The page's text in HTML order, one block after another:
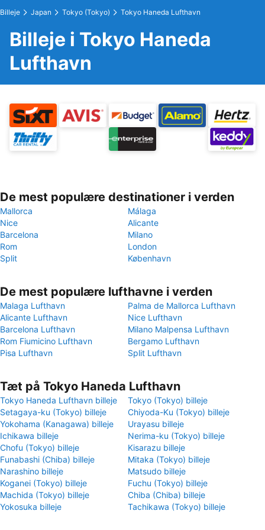
Billeje Japan Tokyo (Tokyo) Tokyo Haneda Lufthavn
Billeje i Tokyo Haneda
Lufthavn
De mest populære destinationer i verden
Mallorca
Málaga
Nice
Alicante
Barcelona
Milano
Rom
London
Split
København
De mest populære lufthavne i verden
Malaga Lufthavn
Palma de Mallorca Lufthavn
Alicante Lufthavn
Nice Lufthavn
Barcelona Lufthavn
Milano Malpensa Lufthavn
Rom Fiumicino Lufthavn
Bergamo Lufthavn
Pisa Lufthavn
Split Lufthavn
Tæt på Tokyo Haneda Lufthavn
Tokyo Haneda Lufthavn billeje
Tokyo (Tokyo) billeje
Setagaya-ku (Tokyo) billeje
Chiyoda-Ku (Tokyo) billeje
Yokohama (Kanagawa) billeje
Urayasu billeje
Ichikawa billeje
Nerima-ku (Tokyo) billeje
Chofu (Tokyo) billeje
Kisarazu billeje
Funabashi (Chiba) billeje
Mitaka (Tokyo) billeje
Narashino billeje
Matsudo billeje
Koganei (Tokyo) billeje
Fuchu (Tokyo) billeje
Machida (Tokyo) billeje
Chiba (Chiba) billeje
Yokosuka billeje
Tachikawa (Tokyo) billeje